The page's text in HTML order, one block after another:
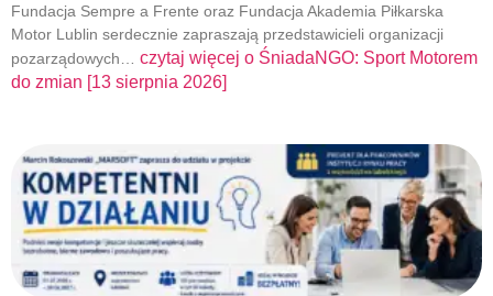
Fundacja Sempre a Frente oraz Fundacja Akademia Piłkarska
Motor Lublin serdecznie zapraszają przedstawicieli organizacji
pozarządowych… czytaj więcej o ŚniadaNGO: Sport Motorem
do zmian [13 sierpnia 2026]